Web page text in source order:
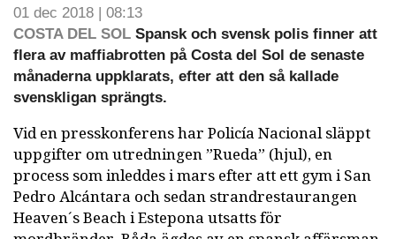
01 dec 2018 | 08:13
COSTA DEL SOL Spansk och svensk polis finner att
flera av maffiabrotten på Costa del Sol de senaste
månaderna uppklarats, efter att den så kallade
svenskligan sprängts.
Vid en presskonferens har Policía Nacional släppt
uppgifter om utredningen ”Rueda” (hjul), en
process som inleddes i mars efter att ett gym i San
Pedro Alcántara och sedan strandrestaurangen
Heaven´s Beach i Estepona utsatts för